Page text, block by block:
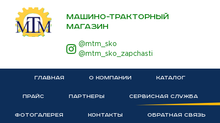
МАШИНО-ТРАКТОРНЫЙ
МАГАЗИН
@mtm_sko
@mtm_sko_zapchasti
ГЛАВНАЯ О КОМПАНИИ КАТАЛОГ
ПРАЙС ПАРТНЕРЫ СЕРВИСНАЯ СЛУЖБА
ФОТОГАЛЕРЕЯ КОНТАКТЫ ОБРАТНАЯ СВЯЗЬ